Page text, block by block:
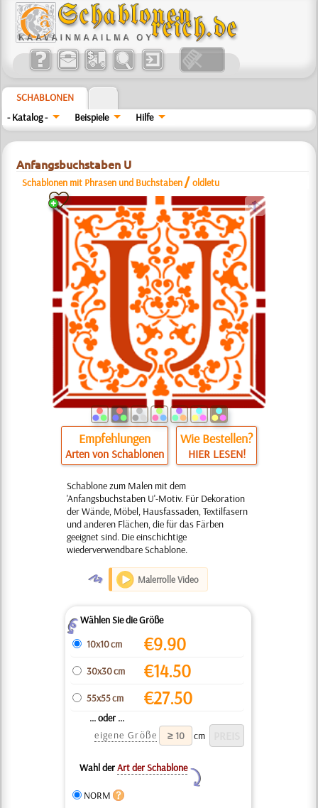
SCHABLONEN
- Katalog -
Beispiele Hilfe
Anfangsbuchstaben U
Schablonen mit Phrasen und Buchstaben /oldletu
a
Empfehlungen
Arten von Schablonen
Wie Bestellen?
HIER LESEN!
Schablone zum Malen mit dem
'Anfangsbuchstaben U'-Motiv. Für Dekoration
der Wände, Möbel, Hausfassaden, Textilfasern
und anderen Flächen, die für das Färben
geeignet sind. Die einschichtige
wiederverwendbare Schablone.
O Malerrolle Video
ZWählen Sie die Größe
10x10 cm
€9.90
30x30 cm €14.50
55x55 cm €27.50
... oder ...
eigene Größe
cm
Wahl derArt der Schablone
Y
NORM